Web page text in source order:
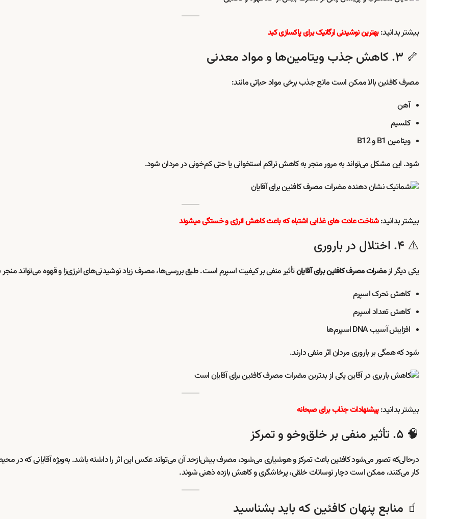
بیشتر بدانید:بهترین نوشیدنی ارگانیک برای پاکسازی کبد
🦴 ۳. کاهش جذب ویتامین‌ها و مواد معدنی
مصرف کافئین بالا ممکن است مانع جذب برخی مواد حیاتی مانند:
آهن
کلسیم
ویتامین B1 و B12
شود. این مشکل می‌تواند به مرور منجر به کاهش تراکم استخوانی یا حتی کم‌خونی در مردان شود.
بیشتر بدانید:شناخت عادت های غذایی اشتباه که باعث کاهش انرژی و خستگی میشوند
⚠️ ۴. اختلال در باروری
یکی دیگر ازمضرات مصرف کافئین برای آقایانتأثیر منفی بر کیفیت اسپرم است. طبق بررسی‌ها، مصرف زیاد نوشیدنی‌های انرژی‌زا و قهوه می‌تواند منجر
کاهش تحرک اسپرم
کاهش تعداد اسپرم
افزایش آسیب DNA اسپرم‌ها
شود که همگی بر باروری مردان اثر منفی دارند.
بیشتر بدانید:پیشنهادات جذاب برای صبحانه
🧠 ۵. تأثیر منفی بر خلق‌وخو و تمرکز
درحالی‌که تصور می‌شود کافئین باعث تمرکز و هوشیاری می‌شود، مصرف بیش‌ازحد آن می‌تواند عکس این اثر را داشته باشد. به‌ویژه آقایانی که در
کار می‌کنند، ممکن است دچار نوسانات خلقی، پرخاشگری و کاهش بازده ذهنی شوند.
🧃 منابع پنهان کافئین که باید بشناسید